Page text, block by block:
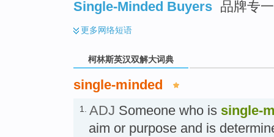
Single-Minded Buyers 品牌专
更多网络短语
柯林斯英汉双解大词典
single-minded
1. ADJ Someone who is single-
aim or purpose and is